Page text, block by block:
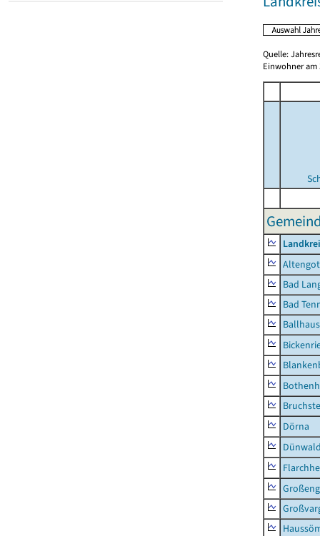
Quelle:
Einwohner am
Bad
Bad
Dörna